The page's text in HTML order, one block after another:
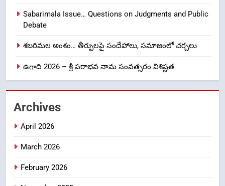
1
లేఖరి ప్రో సంస్థలో చేరిన విదుర
FASHION
Sabarimala Issue… Questions on Judgments and Public
Debate
శబరిమల అంశం… తీర్పులపై సందేహాలు, సమాజంలో చర్చలు
ఉగాది 2026 – శ్రీ పరాభవ నామ సంవత్సరం విశిష్టత
Archives
April 2026
March 2026
February 2026